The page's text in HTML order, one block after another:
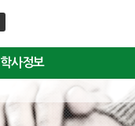
학사정보